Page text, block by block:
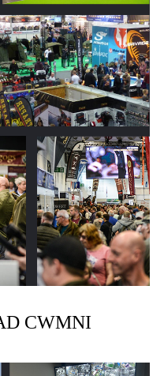
CWMNI